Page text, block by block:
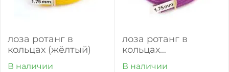
лоза ротанг в
кольцах (жёлтый)
В наличии
лоза ротанг в
кольцах
(фиолетовый)
В наличии